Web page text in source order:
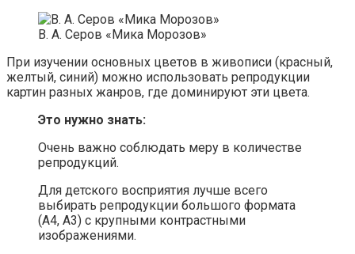
В. А. Серов «Мика Морозов»
При изучении основных цветов в живописи (красный,
желтый, синий) можно использовать репродукции
картин разных жанров, где доминируют эти цвета.
Это нужно знать:
Очень важно соблюдать меру в количестве
репродукций.
Для детского восприятия лучше всего
выбирать репродукции большого формата
(A4, A3) с крупными контрастными
изображениями.